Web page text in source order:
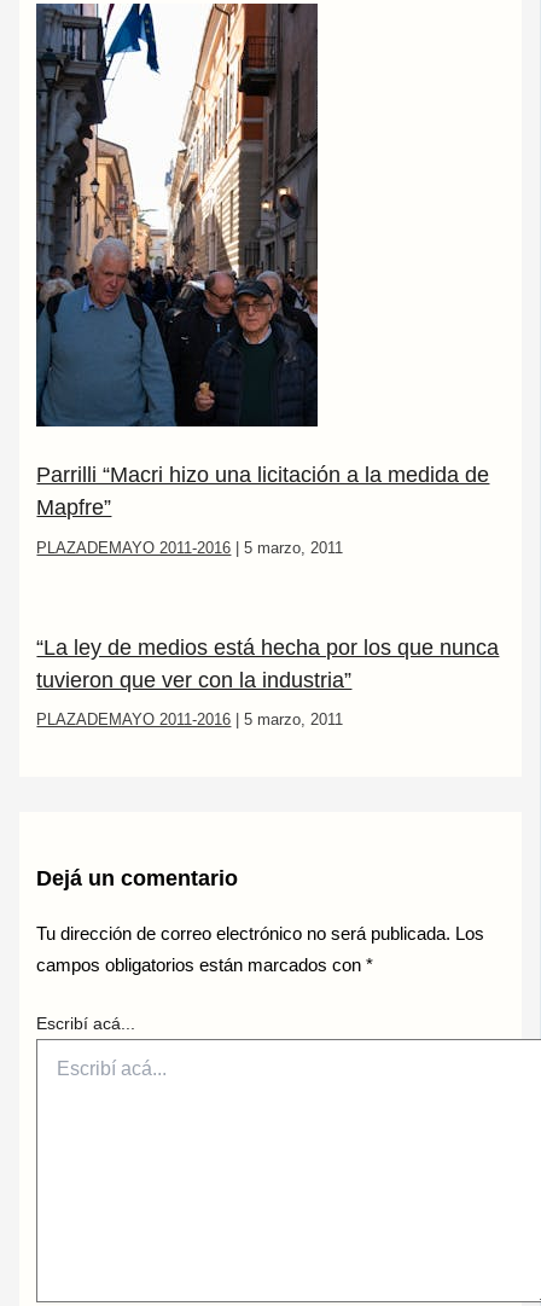
Parrilli “Macri hizo una licitación a la medida de
Mapfre”
PLAZADEMAYO 2011-2016 |5 marzo, 2011
“La ley de medios está hecha por los que nunca
tuvieron que ver con la industria”
PLAZADEMAYO 2011-2016 |5 marzo, 2011
Dejá un comentario
Tu dirección de correo electrónico no será publicada. Los
campos obligatorios están marcados con*
Escribí acá...